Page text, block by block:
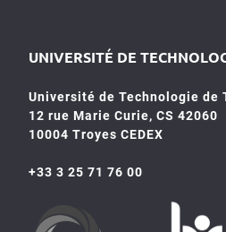
UNIVERSITÉ DE
Université de Technologie de
12 rue Marie Curie, CS 42060
10004 Troyes CEDEX
+33 3 25 71 76 00